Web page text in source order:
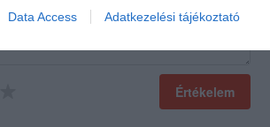
Data Access Adatkezelési tájékoztató
Értékelem